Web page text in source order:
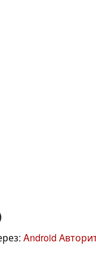
Android